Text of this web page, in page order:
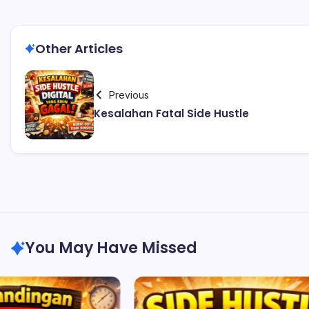
Other Articles
Previous
Kesalahan Fatal Side Hustle
You May Have Missed